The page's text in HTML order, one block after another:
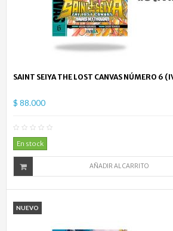
SAINT SEIYA THE LOST CANVAS NÚMERO 6
$ 88.000
En stock
AÑADIR AL CARRITO
NUEVO